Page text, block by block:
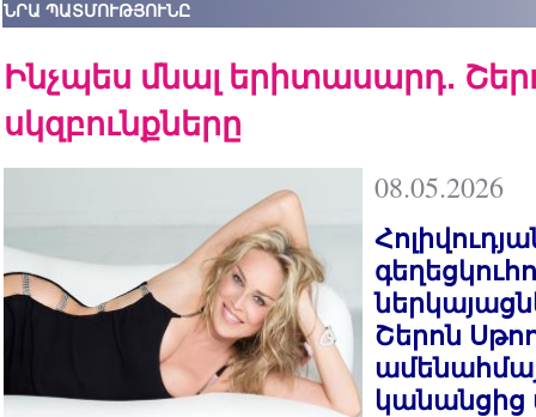
ՆՐԱ ՊԱՏՄՈՒԹՅՈՒՆԸ
Ինչպես մնալ երիտասարդ․
սկզբունքները
08.05.2026
Շերոն
կանանցից